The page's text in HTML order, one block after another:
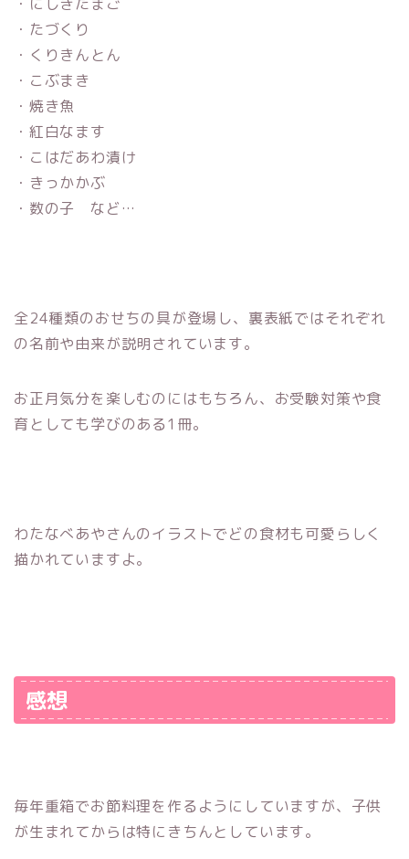
・たづくり
・くりきんとん
・こぶまき
・焼き魚
・紅白なます
・こはだあわ漬け
・きっかかぶ
・数の子 など…
全24種類のおせちの具が登場し、裏表紙ではそれぞれ
の名前や由来が説明されています。
お正月気分を楽しむのにはもちろん、お受験対策や食
育としても学びのある1冊。
わたなべあやさんのイラストでどの食材も可愛らしく
描かれていますよ。
感想
毎年重箱でお節料理を作るようにしていますが、子供
が生まれてからは特にきちんとしています。